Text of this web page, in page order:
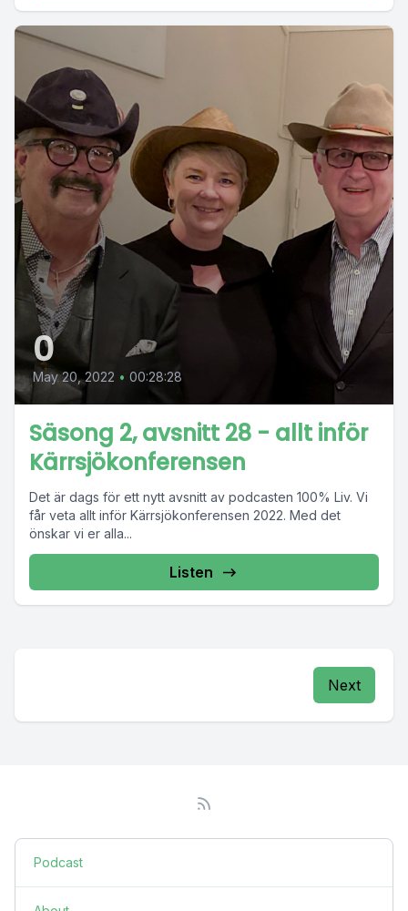
0
May 20, 2022 • 00:28:28
Säsong 2, avsnitt 28 - allt inför
Kärrsjökonferensen
Det är dags för ett nytt avsnitt av podcasten 100% Liv. Vi
får veta allt inför Kärrsjökonferensen 2022. Med det
önskar vi er alla...
Listen
Next
Podcast